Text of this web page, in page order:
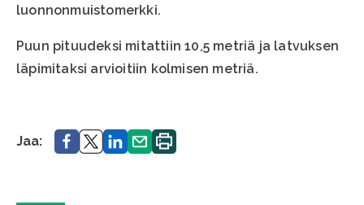
luonnonmuistomerkki.
Puun pituudeksi mitattiin 10,5 metriä ja latvuksen
läpimitaksi arvioitiin kolmisen metriä.
Jaa: Jaa. Jaa.Jaa. Jaa. Tulosta
sivu.